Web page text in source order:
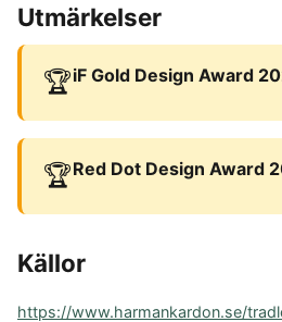
Utmärkelser
🏆iF Gold Design Award
🏆Red Dot Design Award
Källor
https://www.harmankardon.se/